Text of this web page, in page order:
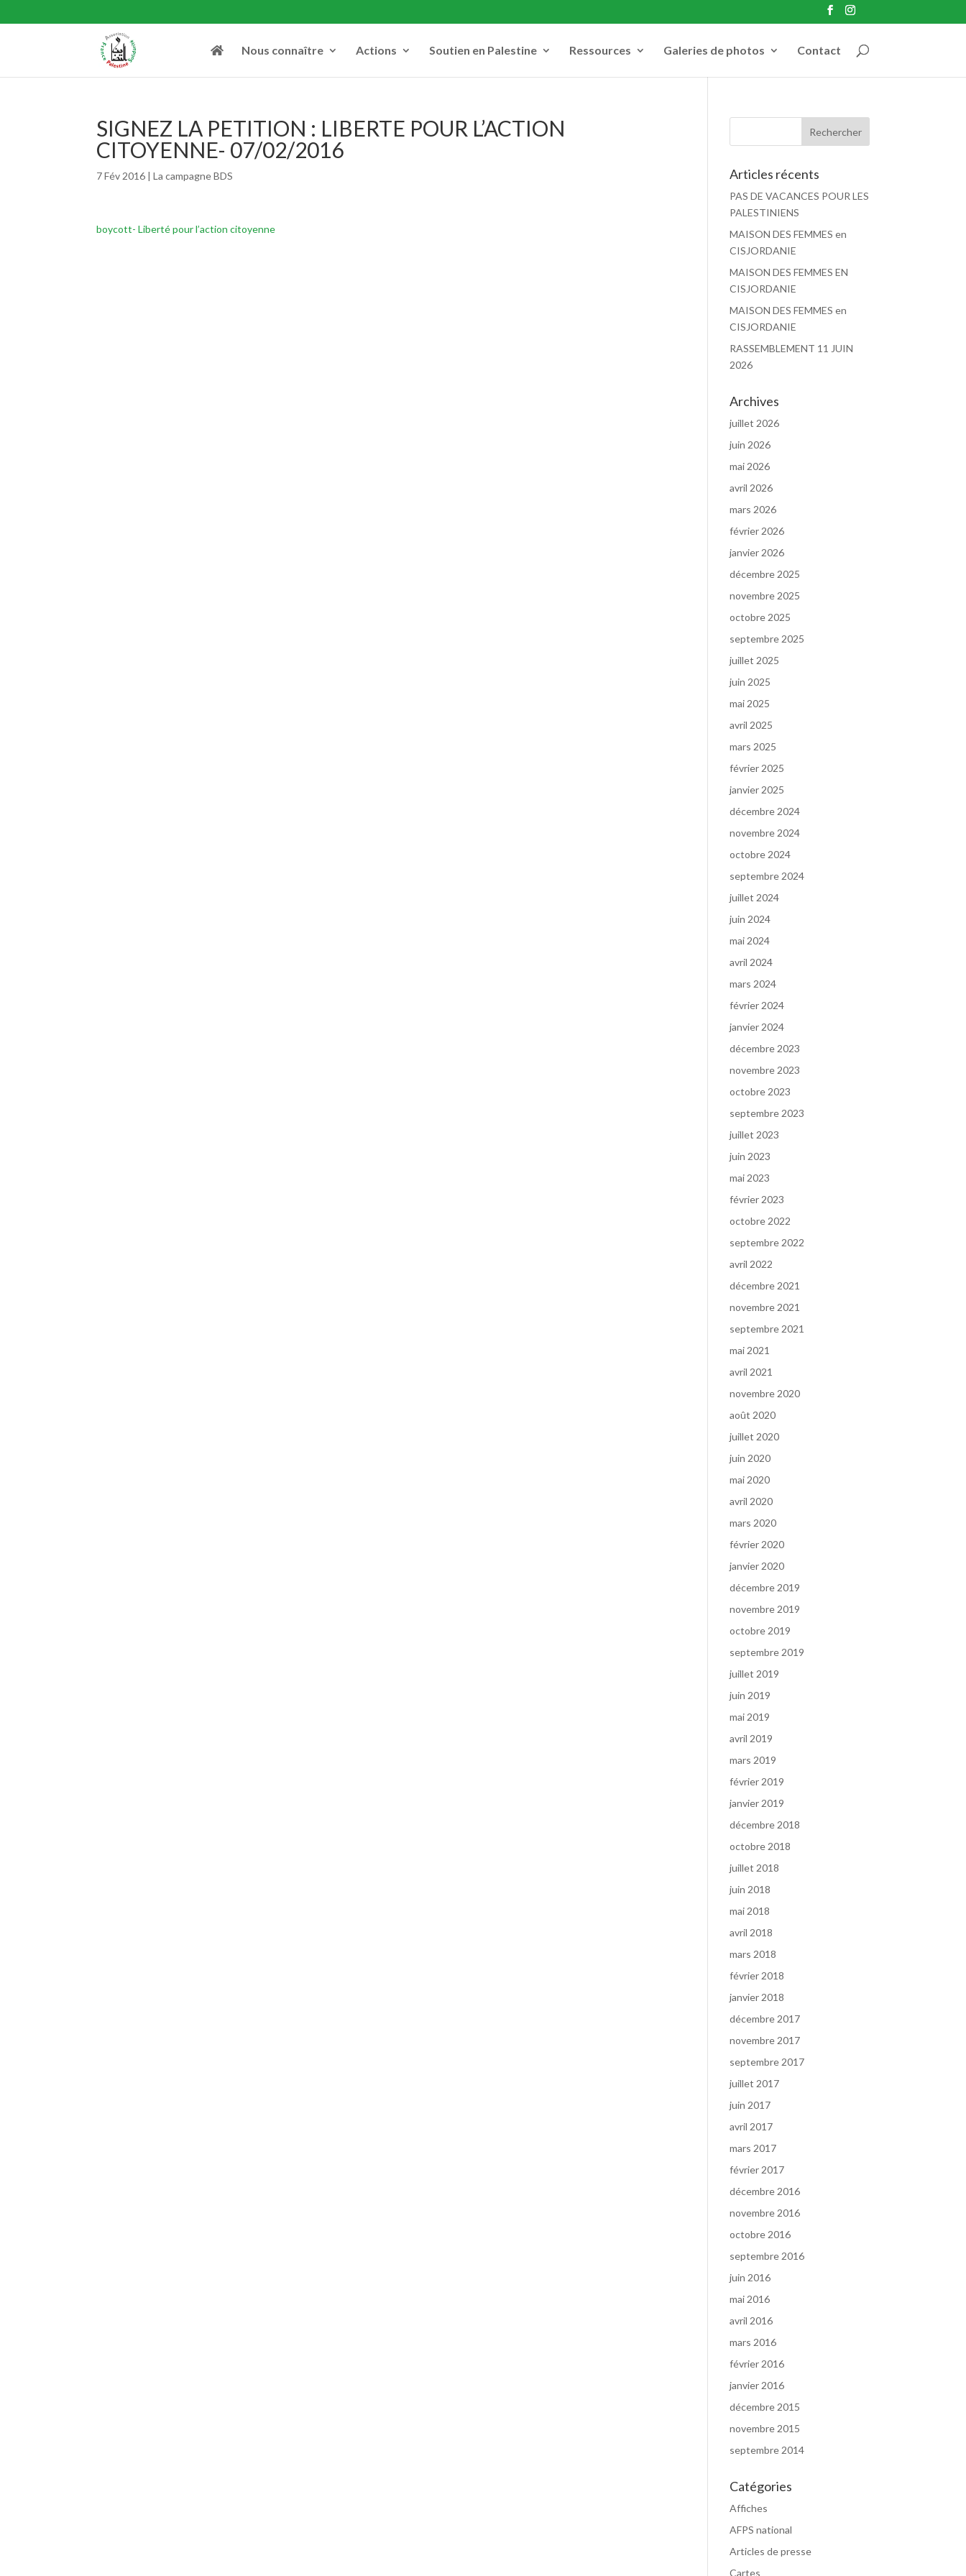
Nous connaître Actions Soutien en Palestine Ressources Galeries de photos Contact
SIGNEZ LA PETITION : LIBERTE POUR L’ACTION
CITOYENNE- 07/02/2016
7 Fév 2016 |La campagne BDS
boycott- Liberté pour l’action citoyenne
Articles récents
PAS DE VACANCES POUR LES
PALESTINIENS
MAISON DES FEMMES en
CISJORDANIE
MAISON DES FEMMES EN
CISJORDANIE
MAISON DES FEMMES en
CISJORDANIE
RASSEMBLEMENT 11 JUIN
2026
Archives
juillet 2026
juin 2026
mai 2026
avril 2026
mars 2026
février 2026
janvier 2026
décembre 2025
novembre 2025
octobre 2025
septembre 2025
juillet 2025
juin 2025
mai 2025
avril 2025
mars 2025
février 2025
janvier 2025
décembre 2024
novembre 2024
octobre 2024
septembre 2024
juillet 2024
juin 2024
mai 2024
avril 2024
mars 2024
février 2024
janvier 2024
décembre 2023
novembre 2023
octobre 2023
septembre 2023
juillet 2023
juin 2023
mai 2023
février 2023
octobre 2022
septembre 2022
avril 2022
décembre 2021
novembre 2021
septembre 2021
mai 2021
avril 2021
novembre 2020
août 2020
juillet 2020
juin 2020
mai 2020
avril 2020
mars 2020
février 2020
janvier 2020
décembre 2019
novembre 2019
octobre 2019
septembre 2019
juillet 2019
juin 2019
mai 2019
avril 2019
mars 2019
février 2019
janvier 2019
décembre 2018
octobre 2018
juillet 2018
juin 2018
mai 2018
avril 2018
mars 2018
février 2018
janvier 2018
décembre 2017
novembre 2017
septembre 2017
juillet 2017
juin 2017
avril 2017
mars 2017
février 2017
décembre 2016
novembre 2016
octobre 2016
septembre 2016
juin 2016
mai 2016
avril 2016
mars 2016
février 2016
janvier 2016
décembre 2015
novembre 2015
septembre 2014
Catégories
Affiches
AFPS national
Articles de presse
Cartes